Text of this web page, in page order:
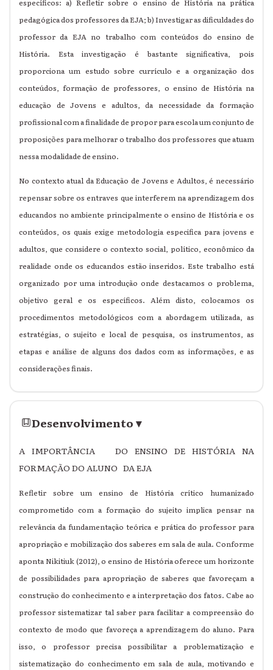
específicos: a) Refletir sobre o ensino de História na prática
pedagógica dos professores da EJA; b) Investigar as dificuldades do
professor da EJA no trabalho com conteúdos do ensino de
História. Esta investigação é bastante significativa, pois
proporciona um estudo sobre currículo e a organização dos
conteúdos, formação de professores, o ensino de História na
educação de Jovens e adultos, da necessidade da formação
profissional com a finalidade de propor para escola um conjunto de
proposições para melhorar o trabalho dos professores que atuam
nessa modalidade de ensino.
No contexto atual da Educação de Jovens e Adultos, é necessário
repensar sobre os entraves que interferem na aprendizagem dos
educandos no ambiente principalmente o ensino de História e os
conteúdos, os quais exige metodologia especifica para jovens e
adultos, que considere o contexto social, político, econômico da
realidade onde os educandos estão inseridos. Este trabalho está
organizado por uma introdução onde destacamos o problema,
objetivo geral e os específicos. Além disto, colocamos os
procedimentos metodológicos com a abordagem utilizada, as
estratégias, o sujeito e local de pesquisa, os instrumentos, as
etapas e análise de alguns dos dados com as informações, e as
considerações finais.
Desenvolvimento▾
A IMPORTÂNCIA DO ENSINO DE HISTÓRIA NA
FORMAÇÃO DO ALUNO DA EJA
Refletir sobre um ensino de História crítico humanizado
comprometido com a formação do sujeito implica pensar na
relevância da fundamentação teórica e prática do professor para
apropriação e mobilização dos saberes em sala de aula. Conforme
aponta Nikitiuk (2012), o ensino de História oferece um horizonte
de possibilidades para apropriação de saberes que favoreçam a
construção do conhecimento e a interpretação dos fatos. Cabe ao
professor sistematizar tal saber para facilitar a compreensão do
contexto de modo que favoreça a aprendizagem do aluno. Para
isso, o professor precisa possibilitar a problematização e
sistematização do conhecimento em sala de aula, motivando e